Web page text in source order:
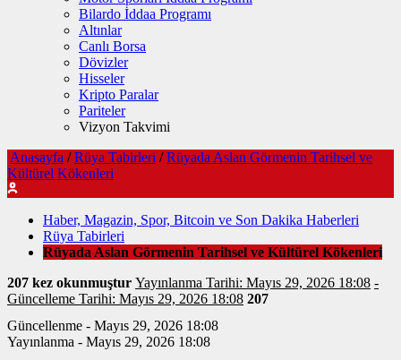
Bilardo İddaa Programı
Altınlar
Canlı Borsa
Dövizler
Hisseler
Kripto Paralar
Pariteler
Vizyon Takvimi
Anasayfa / Rüya Tabirleri / Rüyada Aslan Görmenin Tarihsel ve
Kültürel Kökenleri
Haber, Magazin, Spor, Bitcoin ve Son Dakika Haberleri
Rüya Tabirleri
Rüyada Aslan Görmenin Tarihsel ve Kültürel Kökenleri
207 kez okunmuştur Yayınlanma Tarihi: Mayıs 29, 2026 18:08 -
Güncelleme Tarihi: Mayıs 29, 2026 18:08 207
Güncellenme - Mayıs 29, 2026 18:08
Yayınlanma - Mayıs 29, 2026 18:08